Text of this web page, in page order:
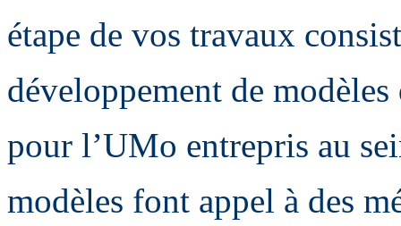
étape de vos travaux
développement de
pour l’UMo entrepris au
modèles font appel à des